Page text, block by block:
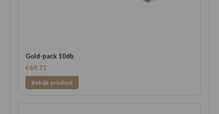
Gold-pack 10db
€69,71
Bekijk product